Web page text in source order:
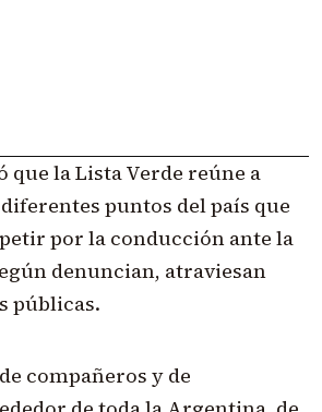
que la Lista Verde reúne a
puntos del país que
por la conducción ante la
denuncian, atraviesan
públicas.
compañeros y de